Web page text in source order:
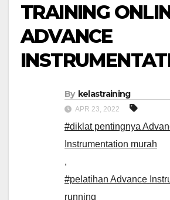
TRAINING
ADVANCE
By kelastraining
APR 23, 2022
#diklat pentingnya
Instrumentation murah
,
#pelatihan Advance
running